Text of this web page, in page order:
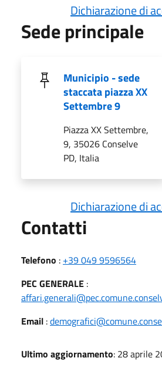
Dichiarazione di
Sede principale
Municipio - sede
staccata piazza XX
Settembre 9
Piazza XX Settembre,
9, 35026 Conselve
PD, Italia
Dichiarazione di
Contatti
Telefono : +39 049 9596564
PEC GENERALE :
Email :
Ultimo aggiornamento: 28 aprile